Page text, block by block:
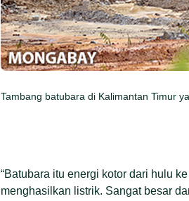
Tambang batubara di Kalimantan Timur
“Batubara itu energi kotor dari hulu
menghasilkan listrik. Sangat besar